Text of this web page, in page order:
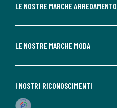
LE NOSTRE MARCHE ARREDAMENTO
LE NOSTRE MARCHE MODA
I NOSTRI RICONOSCIMENTI